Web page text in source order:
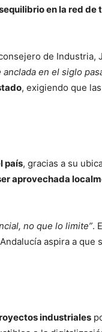
en la red
de Industria,
en el siglo
, exigiendo que
país, gracias a su
aprovechada
no que lo limite”.
aspira a que
industriales